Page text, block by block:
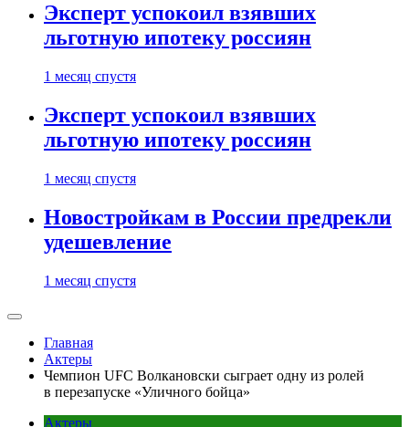
Эксперт успокоил взявших
льготную ипотеку россиян
1 месяц спустя
Эксперт успокоил взявших
льготную ипотеку россиян
1 месяц спустя
Новостройкам в России предрекли
удешевление
1 месяц спустя
Главная
Актеры
Чемпион UFC Волкановски сыграет одну из ролей
в перезапуске «Уличного бойца»
Актеры